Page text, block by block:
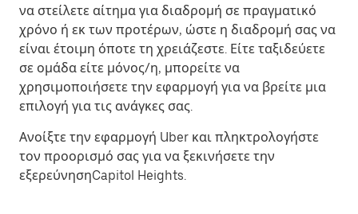
να στείλετε αίτημα για διαδρομή σε πραγματικό
χρόνο ή εκ των προτέρων, ώστε η διαδρομή σας να
είναι έτοιμη όποτε τη χρειάζεστε. Είτε ταξιδεύετε
σε ομάδα είτε μόνος/η, μπορείτε να
χρησιμοποιήσετε την εφαρμογή για να βρείτε μια
επιλογή για τις ανάγκες σας.
Ανοίξτε την εφαρμογή Uber και πληκτρολογήστε
τον προορισμό σας για να ξεκινήσετε την
εξερεύνησηCapitol Heights.